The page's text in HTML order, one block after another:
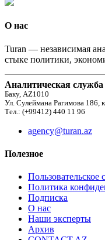
О нас
Turan — независимая
стыке политики,
Аналитическая
Баку, AZ1010
Ул. Сулеймана Рагимова 186,
Тел.: (+99412) 440 11 96
agency@turan.az
Полезное
Пользовательское
Политика
Подписка
О нас
Наши эксперты
Архив